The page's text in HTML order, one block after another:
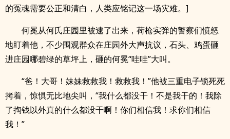
的冤魂需要公正和清白，人类应铭记这一场灾难。]
何冕从何氏庄园里被逮了出来，荷枪实弹的警察们愤怒
地盯着他，不少围观群众在庄园外大声抗议，石头、鸡蛋砸
进庄园哪碧绿的草坪上，砸的何冕“哇哇”大叫。
“爸！大哥！妹妹救救我！救救我！”他被三重电子锁死死
拷着，惊惧无比地尖叫，“我什么都没干！不是我干的！我除
了掏钱以外真的什么都没干啊！你们相信我！求你们相信
我！”